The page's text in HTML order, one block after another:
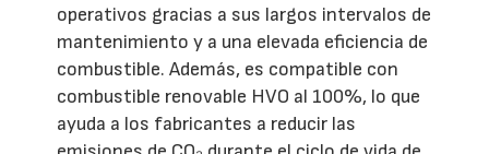
operativos gracias a sus largos intervalos de
mantenimiento y a una elevada eficiencia de
combustible. Además, es compatible con
combustible renovable HVO al 100%, lo que
ayuda a los fabricantes a reducir las